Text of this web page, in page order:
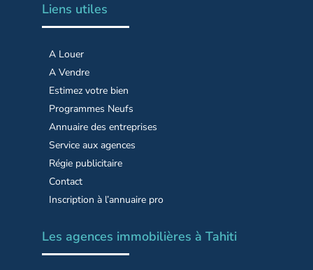
Liens utiles
A Louer
A Vendre
Estimez votre bien
Programmes Neufs
Annuaire des entreprises
Service aux agences
Régie publicitaire
Contact
Inscription à l’annuaire pro
Les agences immobilières à Tahiti